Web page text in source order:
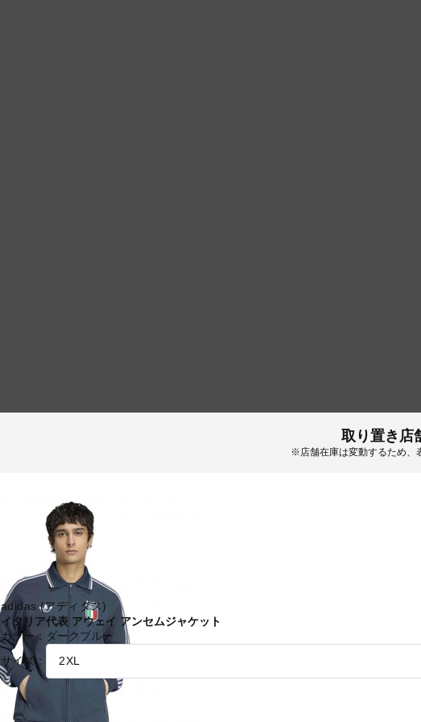
取り置き店
※店舗在庫は変動するため、
adidas (アディダス)
イタリア代表 アウェイ アンセムジャケット
カラー： ダークブルー
サイズ：